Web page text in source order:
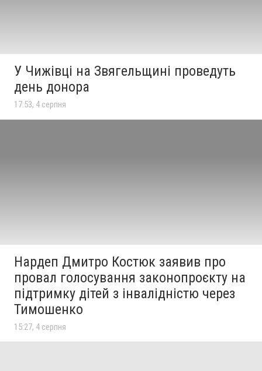
У Чижівці на Звягельщині проведуть
день донора
17:53, 4 серпня
Нардеп Дмитро Костюк заявив про
провал голосування законопроєкту на
підтримку дітей з інвалідністю через
Тимошенко
15:27, 4 серпня